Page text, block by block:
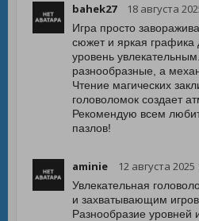
bahek27 18 августа
Игра просто
сюжет и яркая
уровень
разнообразные, а
Чтение магических
головоломок создает
Рекомендую всем
пазлов!
aminie 12 августа 2025
Увлекательная
и захватывающим
Разнообразие уровней